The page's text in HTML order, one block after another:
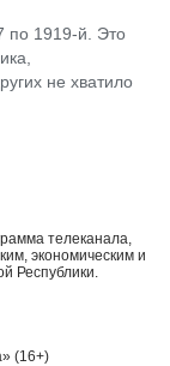
по 1919-й. Это
не хватило
телеканала,
экономическим и
Республики.
(16+)